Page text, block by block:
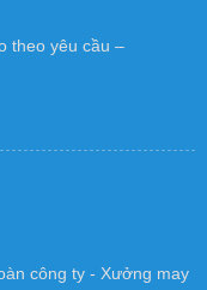
theo yêu cầu –
công ty - Xưởng may